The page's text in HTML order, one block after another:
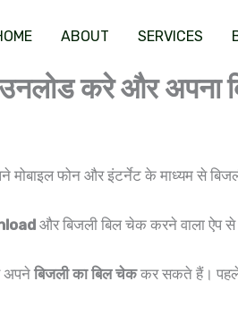
ABOUT SERVICES
करे और
मोबाइल फोन और इंटर्नेट के माध्यम से
और बिजली बिल चेक करने वाला ऐप
अपने बिजली का बिल चेककर सकते हैं। पहले